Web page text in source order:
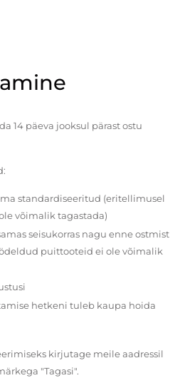
14 päeva jooksul pärast ostu
standardiseeritud (eritellimusel
võimalik tagastada)
seisukorras nagu enne ostmist
puittooteid ei ole võimalik
hetkeni tuleb kaupa hoida
kirjutage meile aadressil
"Tagasi".